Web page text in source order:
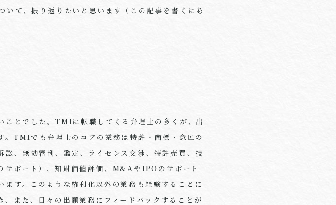
いて、振り返りたいと思います（この記事を書くにあ
とでした。 TMI に転職してくる弁理士の多くが、出
TMIでも弁理士のコアの業務は特許・商標・意匠の
、無効審判、鑑定、ライセンス交渉、特許売買、技
ポート）、知財価値評価、 M&Aや IPO のサポート
ます。このような権利化以外の業務も経験することに
また、日々の出願業務にフィードバックすることが